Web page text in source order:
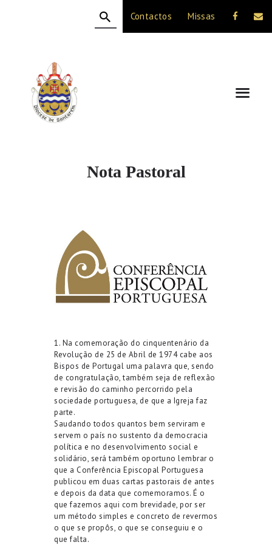
Contactos Missas
Nota Pastoral
A DIOCESE
CELEBRAÇÃO
VIDA CRISTÃ
NOTÍCIAS
1. Na comemoração do cinquentenário da
Revolução de 25 de Abril de 1974 cabe aos
Bispos de Portugal uma palavra que, sendo
de congratulação, também seja de reflexão
e revisão do caminho percorrido pela
sociedade portuguesa, de que a Igreja faz
parte.
Saudando todos quantos bem serviram e
servem o país no sustento da democracia
política e no desenvolvimento social e
solidário, será também oportuno lembrar o
que a Conferência Episcopal Portuguesa
publicou em duas cartas pastorais de antes
e depois da data que comemoramos. É o
que fazemos aqui com brevidade, por ser
um método simples e concreto de revermos
o que se propôs, o que se conseguiu e o
que falta.